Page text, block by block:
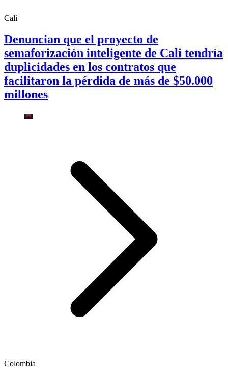
Cali
Denuncian que el proyecto de
semaforización inteligente de Cali tendría
duplicidades en los contratos que
facilitaron la pérdida de más de $50.000
millones
Colombia